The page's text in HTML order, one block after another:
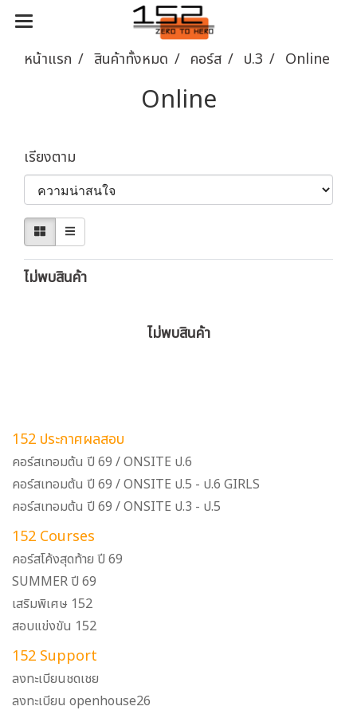
หน้าแรก สินค้าทั้งหมด คอร์ส ป.3 Online
Online
เรียงตาม
ไม่พบสินค้า
ไม่พบสินค้า
152 ประกาศผลสอบ
คอร์สเทอมต้น ปี 69 / ONSITE ป.6
คอร์สเทอมต้น ปี 69 / ONSITE ป.5 - ป.6 GIRLS
คอร์สเทอมต้น ปี 69 / ONSITE ป.3 - ป.5
152 Courses
คอร์สโค้งสุดท้าย ปี 69
SUMMER ปี 69
เสริมพิเศษ 152
สอบแข่งขัน 152
152 Support
ลงทะเบียนชดเชย
ลงทะเบียน openhouse26